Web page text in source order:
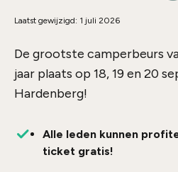
Laatst gewijzigd: 1 juli 2026
De grootste camperbeurs
jaar plaats op 18, 19 en 20
Hardenberg!
Alle leden kunnen
ticket gratis!